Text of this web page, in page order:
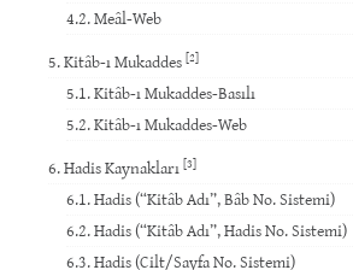
4.2. Meâl-Web
5. Kitâb-ı Mukaddes [2]
5.1. Kitâb-ı Mukaddes-Basılı
5.2. Kitâb-ı Mukaddes-Web
6. Hadis Kaynakları [3]
6.1. Hadis (“Kitâb Adı”, Bâb No. Sistemi)
6.2. Hadis (“Kitâb Adı”, Hadis No. Sistemi)
6.3. Hadis (Cilt/Sayfa No. Sistemi)